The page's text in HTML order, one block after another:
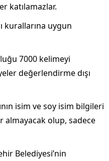
katılamazlar.
kurallarına uygun
7000 kelimeyi
değerlendirme dışı
isim ve soy isim bilgileri
almayacak olup, sadece
Belediyesi’nin